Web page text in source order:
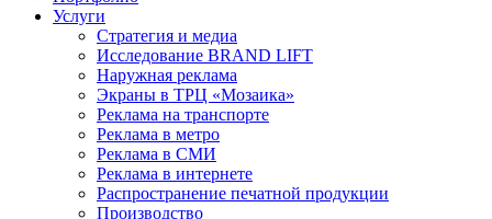
Услуги
Стратегия и медиа
Исследование BRAND LIFT
Наружная реклама
Экраны в ТРЦ «Мозаика»
Реклама на транспорте
Реклама в метро
Реклама в СМИ
Реклама в интернете
Распространение печатной продукции
Производство